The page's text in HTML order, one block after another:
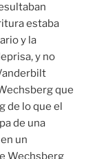
estaba
y la
y no
que
de lo que el
de una
un
Wechsberg